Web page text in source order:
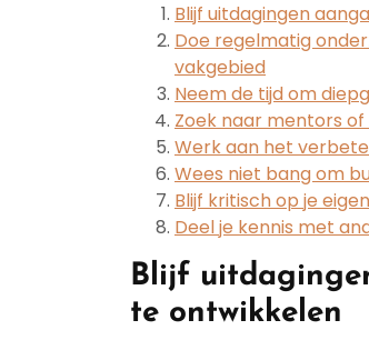
Blijf uitdagingen
Doe regelmatig
vakgebied
Neem de tijd om
Zoek naar mentors
Werk aan het
Wees niet bang om
Blijf kritisch op je
Deel je kennis met
Blijf
te ontwikkelen